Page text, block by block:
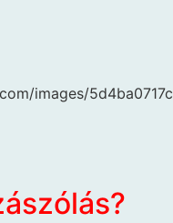
images/